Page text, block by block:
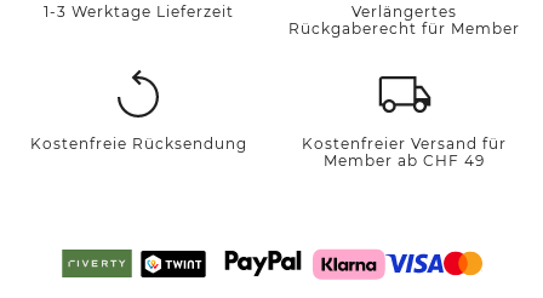
1-3 Werktage Lieferzeit
Verlängertes
Rückgaberecht für Member
Kostenfreie Rücksendung
Kostenfreier Versand für
Member ab CHF 49